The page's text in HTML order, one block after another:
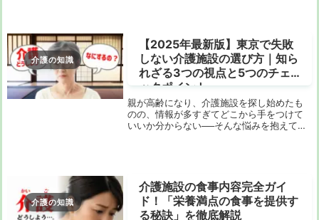
介護の知識
【2025年最新版】東京で失敗
しない介護施設の選び方｜知ら
れざる3つの視点と5つのチェ
ックポイント
親が高齢になり、介護施設を探し始めたも
のの、情報が多すぎてどこから手をつけて
いいか分からない──そんな悩みを抱えてい
介護の知識
介護施設の食事内容完全ガイ
ド！「栄養満点の食事を提供す
る秘訣」を徹底解説